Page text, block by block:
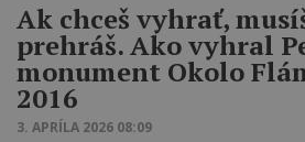
Ak chceš vyhrať,
prehráš. Ako vyhral
monument Okolo
2016
3. APRÍLA 2026 08:09